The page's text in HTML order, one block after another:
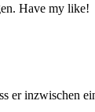
Have my like!
er inzwischen